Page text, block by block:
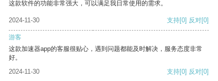
这款软件的功能非常强大，可以满足我日常使用的需求。
2024-11-30 支持[0] 反对[0]
游客
这款加速器app的客服很贴心，遇到问题都能及时解决，服务态度非常
好。
2024-11-30
支持[0] 反对[0]